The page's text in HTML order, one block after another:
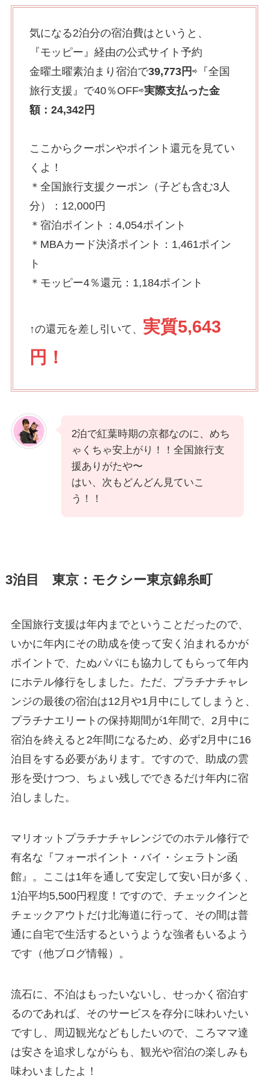
気になる2泊分の宿泊費はというと、
『モッピー』経由の公式サイト予約
金曜土曜素泊まり宿泊で39,773円⇨『全国
旅行支援』で40％OFF⇨実際支払った金
額：24,342円
ここからクーポンやポイント還元を見てい
くよ！
＊全国旅行支援クーポン（子ども含む3人
分）：12,000円
＊宿泊ポイント：4,054ポイント
＊MBAカード決済ポイント：1,461ポイン
ト
＊モッピー4％還元：1,184ポイント
↑の還元を差し引いて、 実質5,643
円 ！
2泊で紅葉時期の京都なのに、めち
ゃくちゃ安上がり！！全国旅行支
援ありがたや〜
はい、次もどんどん見ていこ
う！！
3泊目 東京：モクシー東京錦糸町
全国旅行支援は年内までということだったので、
いかに年内にその助成を使って安く泊まれるかが
ポイントで、たぬパパにも協力してもらって年内
にホテル修行をしました。ただ、プラチナチャレ
ンジの最後の宿泊は12月や1月中にしてしまうと、
プラチナエリートの保持期間が1年間で、2月中に
宿泊を終えると2年間になるため、必ず2月中に16
泊目をする必要があります。ですので、助成の雲
形を受けつつ、ちょい残しでできるだけ年内に宿
泊しました。
マリオットプラチナチャレンジでのホテル修行で
有名な『フォーポイント・バイ・シェラトン函
館』。ここは1年を通して安定して安い日が多く、
1泊平均5,500円程度！ですので、チェックインと
チェックアウトだけ北海道に行って、その間は普
通に自宅で生活するというような強者もいるよう
です（他ブログ情報）。
流石に、不泊はもったいないし、せっかく宿泊す
るのであれば、そのサービスを存分に味わいたい
ですし、周辺観光などもしたいので、ころママ達
は安さを追求しながらも、観光や宿泊の楽しみも
味わいましたよ！